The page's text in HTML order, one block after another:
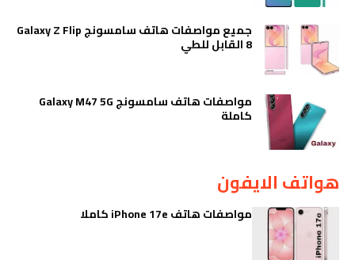
جميع مواصفات هاتف سامسونج Galaxy Z Flip
8 القابل للطي
مواصفات هاتف سامسونج Galaxy M47 5G
كاملة
هواتف الايفون
مواصفات هاتف iPhone 17e كاملا